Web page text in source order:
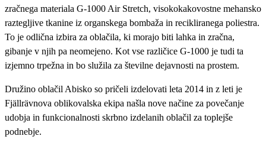
zračnega materiala G-1000 Air Stretch, visokokakovostne mehansko
raztegljive tkanine iz organskega bombaža in recikliranega poliestra.
To je odlična izbira za oblačila, ki morajo biti lahka in zračna,
gibanje v njih pa neomejeno. Kot vse različice G-1000 je tudi ta
izjemno trpežna in bo služila za številne dejavnosti na prostem.
Družino oblačil Abisko so pričeli izdelovati leta 2014 in z leti je
Fjällrävnova oblikovalska ekipa našla nove načine za povečanje
udobja in funkcionalnosti skrbno izdelanih oblačil za toplejše
podnebje.